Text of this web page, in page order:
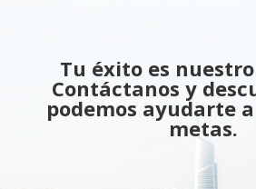
Tu éxito es
Contáctanos y
podemos ayudarte
metas.